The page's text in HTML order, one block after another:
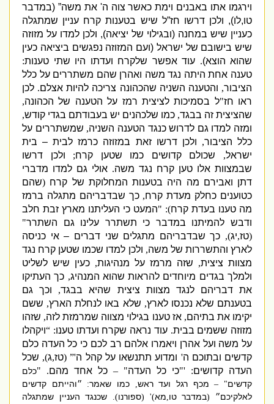
וירגמו אתו באבנים וימת כאשר צוה ה 'את משה”(במדבר
,לו),ולכן דרשו חז”ל שיש בטענות קרח עניין שמתגלה
כעניין שיש במחנה(ובגילוי של יציאה),ולכן למדו על מזוזה
שיש בישובם של ישראל(ועם המזוזה נפגשים ביציאה כעין
שהוא הוצא)
.עוד אפשר שלקרח ועדתו היו שתי טענות:
טענה אחת היתה נגד משה ואהרן שהם משתררים על כלל
הציבור,והטענה השניה שהכהונה צריכה להיות אצלם.לכן
ראו חז"ל בסמיכות לציצית רמז על הטענה של הכהונה,
שהציצית זה בבגד,כמו שלכהנים יש בעבודתם בגדי קודש,
ומזה למדו גם לדרוש כנגד הטענה השניה,שמשתררים על
כלל הציבור,ולכן דרשו זאת במזוזה כרמז לבית – בית
ישראל,שכולם קדושים כמו שטען קרח;ולכן דרשו
שבמצוות אלו טען קרח נגד משה.אולי גם למדו מדברי
דתן ואבירם מה היה בטענות המחלוקת של קרח(שהם
כטוענים כחלק מעדת קרח,כך שבדבריהם מתגלה ברמז
מה טענו בעדת קרח): "המעט כי העליתנו מארץ זבת חלב
ודבש להמיתנו במדבר כי תשתרר עלינו גם השתרר"
טז,יג),כך שבדבריהם מתגלים שני דברים – אי כניסה
לארץ והתשררות של משה,ולכן למדו שכמו שטען קרח נגד
מצוות ציצית,שזה מרמז על מנהיגות,כעין שיש לשליט
ולמלך בגדים מיוחדים להראות שהוא המנהיג,כך העתיקו
את דבריהם לנגד מצוות ציצית שהיא בבגד,וכך גם
בטענתם שלא נכנסו לארץ,שלא באו לנחלת הארץ,ששם
יקימו את בתיהם,אז טענו בגילוי מצווה שמרמזת לזה,שזהו
מזוזה ששמים בבית.עוד נראה שקרח ועדתו טענו: “ויקהלו
על משה ועל אהרן ויאמרו אלהם רב לכם כי כל העדה כלם
קדשים ובתוכם ה 'ומדוע תתנשאו על קהל ה '” (טז,ג),שכל
העדה קדושים: '" כי כל העדה" –כל אחד מהם. "
כלם
קדשים" –מכף רגל ועד ראש,כמו שאמר:״והייתם קדשים
לאלקיכם״(במדבר טו ,מא)' (ספורנו).שכנגד העניין שמתגלה